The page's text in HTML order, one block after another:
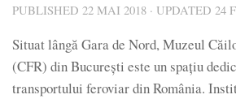
PUBLISHED 22 MAI 2018 · UPDATED 24
Situat lângă Gara de Nord, Muzeul
(CFR) din București este un spațiu
transportului feroviar din România.